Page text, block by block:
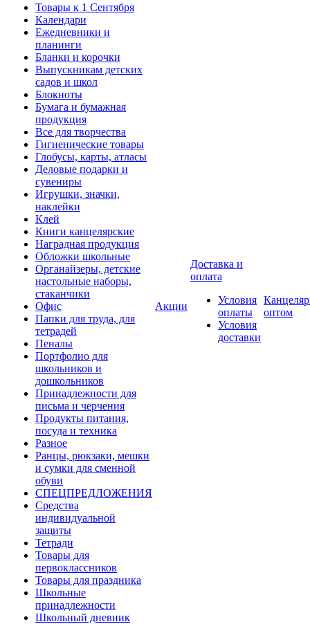
Товары к 1 Сентября
Календари
Ежедневники и
планинги
Бланки и корочки
Выпускникам детских
садов и школ
Блокноты
Бумага и бумажная
продукция
Все для творчества
Гигиенические товары
Глобусы, карты, атласы
Деловые подарки и
сувениры
Игрушки, значки,
наклейки
Клей
Книги канцелярские
Наградная продукция
Обложки школьные
Органайзеры, детские
настольные наборы,
стаканчики
Офис
Папки для труда, для
тетрадей
Пеналы
Портфолио для
школьников и
дошкольников
Принадлежности для
письма и черчения
Продукты питания,
посуда и техника
Разное
Ранцы, рюкзаки, мешки
и сумки для сменной
обуви
СПЕЦПРЕДЛОЖЕНИЯ
Средства
индивидуальной
защиты
Тетради
Товары для
первоклассников
Товары для праздника
Школьные
принадлежности
Школьный дневник
Акции
Доставка и
оплата
Условия
оплаты
Условия
доставки
оптом